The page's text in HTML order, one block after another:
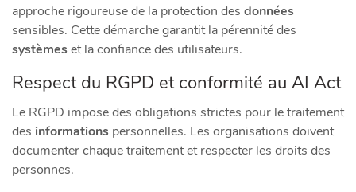
approche rigoureuse de la protection des données
sensibles. Cette démarche garantit la pérennité des
systèmeset la confiance des utilisateurs.
Respect du RGPD et conformité au AI Act
Le RGPD impose des obligations strictes pour le traitement
des informations personnelles. Les organisations doivent
documenter chaque traitement et respecter les droits des
personnes.